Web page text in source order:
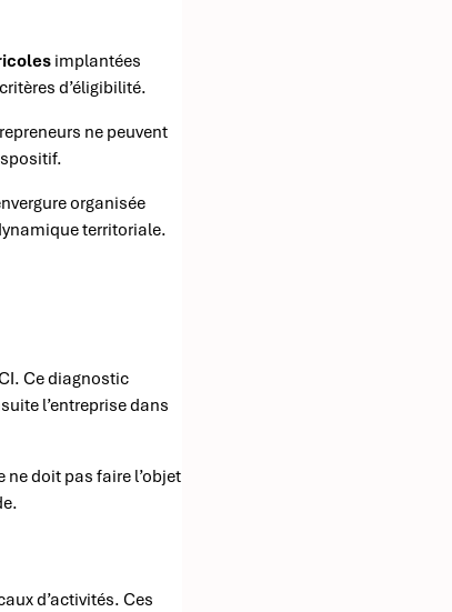
implantées
d’éligibilité.
ne peuvent
organisée
territoriale.
Ce diagnostic
l’entreprise dans
ne doit pas faire l’objet
d’activités. Ces